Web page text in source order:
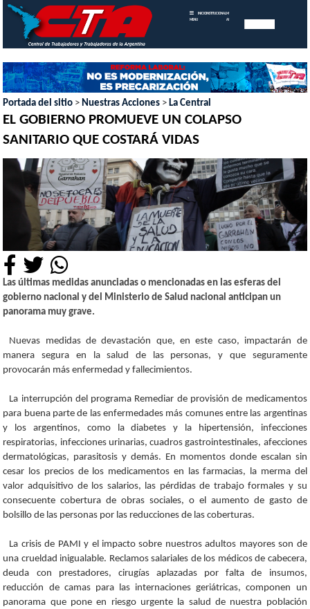
MENU
INICIOINSTITUCIONAL MEMORIAS
ANUALES
Portada del sitio > Nuestras Acciones > La Central
EL GOBIERNO PROMUEVE UN COLAPSO
SANITARIO QUE COSTARÁ VIDAS
Las últimas medidas anunciadas o mencionadas en las esferas del
gobierno nacional y del Ministerio de Salud nacional anticipan un
panorama muy grave.
Nuevas medidas de devastación que, en este caso, impactarán de
manera segura en la salud de las personas, y que seguramente
provocarán más enfermedad y fallecimientos.
La interrupción del programa Remediar de provisión de medicamentos
para buena parte de las enfermedades más comunes entre las argentinas
y los argentinos, como la diabetes y la hipertensión, infecciones
respiratorias, infecciones urinarias, cuadros gastrointestinales, afecciones
dermatológicas, parasitosis y demás. En momentos donde escalan sin
cesar los precios de los medicamentos en las farmacias, la merma del
valor adquisitivo de los salarios, las pérdidas de trabajo formales y su
consecuente cobertura de obras sociales, o el aumento de gasto de
bolsillo de las personas por las reducciones de las coberturas.
La crisis de PAMI y el impacto sobre nuestros adultos mayores son de
una crueldad inigualable. Reclamos salariales de los médicos de cabecera,
deuda con prestadores, cirugías aplazadas por falta de insumos,
reducción de camas para las internaciones geriátricas, componen un
panorama que pone en riesgo urgente la salud de nuestra población